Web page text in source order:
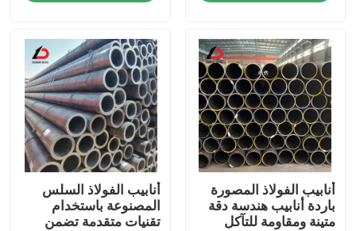
أخبار
القضايا
اطلب اقتباس
لفائف الفولاذ المغلف
أنابيب الفولاذ المصورة
باردة أنابيب هندسة دقة
متينة ومقاومة للتآكل
أنابيب الفولاذ السلس
المصنوعة باستخدام
تقنيات متقدمة تضمن